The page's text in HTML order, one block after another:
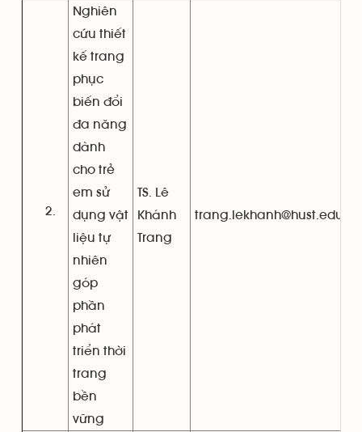
Nghiên
cứu thiết
kế trang
phục
biến đổi
đa năng
dành
cho trẻ
em sử
dụng vật
liệu tự
nhiên
góp
phần
phát
triển thời
trang
bền
vững
TS. Lê
Khánh
Trang
trang.lekhanh@hust.edu.vn